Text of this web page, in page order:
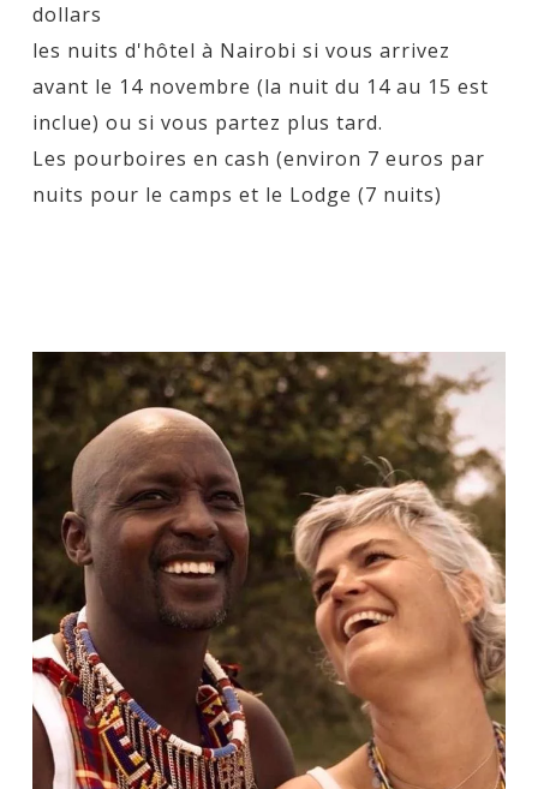
dollars
les nuits d'hôtel à Nairobi si vous arrivez
avant le 14 novembre (la nuit du 14 au 15 est
inclue) ou si vous partez plus tard.
Les pourboires en cash (environ 7 euros par
nuits pour le camps et le Lodge (7 nuits)